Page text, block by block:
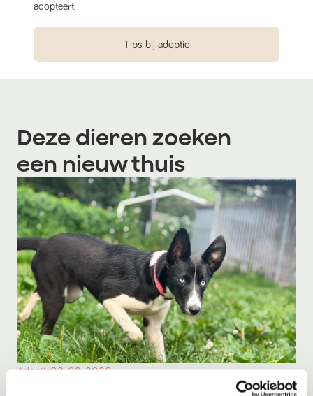
adopteert.
Tips bij adoptie
Deze dieren zoeken
een nieuw thuis
Adoptie08-08-2026